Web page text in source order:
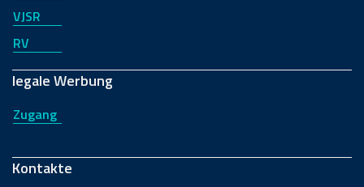
VJSR
RV
legale Werbung
Zugang
Kontakte